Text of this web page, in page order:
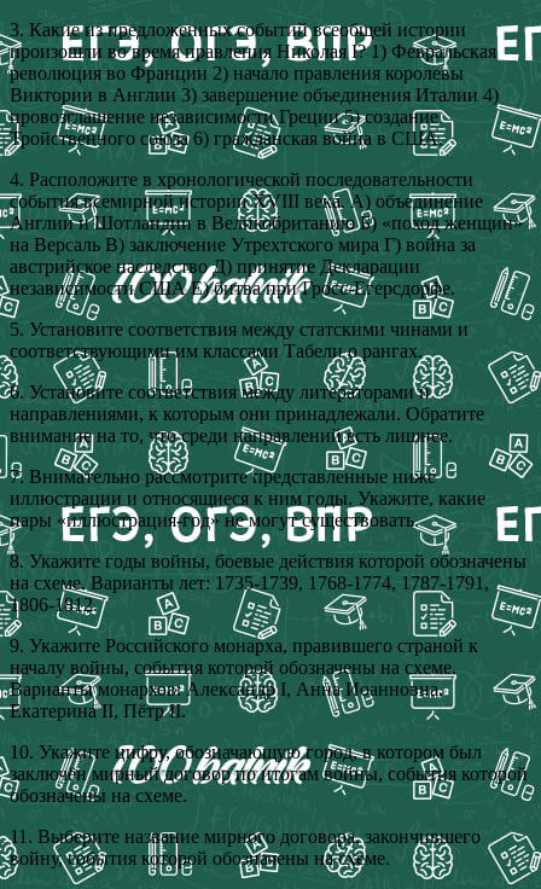
3. Какие из предложенных событий всеобщей истории
произошли во время правления Николая I? 1) Февральская
революция во Франции 2) начало правления королевы
Виктории в Англии 3) завершение объединения Италии 4)
провозглашение независимости Греции 5) создание
Тройственного союза 6) гражданская война в США.
4. Расположите в хронологической последовательности
события всемирной истории XVIII века. А) объединение
Англии и Шотландии в Великобританию Б) «поход женщин»
на Версаль В) заключение Утрехтского мира Г) война за
австрийское наследство Д) принятие Декларации
независимости США Е) битва при Гросс-Егерсдорфе.
5. Установите соответствия между статскими чинами и
соответствующими им классами Табели о рангах.
6. Установите соответствия между литераторами и
направлениями, к которым они принадлежали. Обратите
внимание на то, что среди направлений есть лишнее.
7. Внимательно рассмотрите представленные ниже
иллюстрации и относящиеся к ним годы. Укажите, какие
пары «иллюстрация-год» не могут существовать.
8. Укажите годы войны, боевые действия которой обозначены
на схеме. Варианты лет: 1735-1739, 1768-1774, 1787-1791,
1806-1812.
9. Укажите Российского монарха, правившего страной к
началу войны, события которой обозначены на схеме.
Варианты монархов: Александр I, Анна Иоанновна,
Екатерина II, Пётр II.
10. Укажите цифру, обозначающую город, в котором был
заключён мирный договор по итогам войны, события которой
обозначены на схеме.
11. Выберите название мирного договора, закончившего
войну, события которой обозначены на схеме.